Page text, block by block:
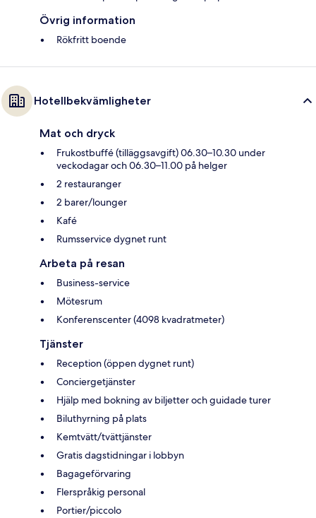
Övrig information
Rökfritt boende
Hotellbekvämligheter
Mat och dryck
Frukostbuffé (tilläggsavgift) 06.30–10.30 under
veckodagar och 06.30–11.00 på helger
2 restauranger
2 barer/lounger
Kafé
Rumsservice dygnet runt
Arbeta på resan
Business-service
Mötesrum
Konferenscenter (4098 kvadratmeter)
Tjänster
Reception (öppen dygnet runt)
Conciergetjänster
Hjälp med bokning av biljetter och guidade turer
Biluthyrning på plats
Kemtvätt/tvättjänster
Gratis dagstidningar i lobbyn
Bagageförvaring
Flerspråkig personal
Portier/piccolo